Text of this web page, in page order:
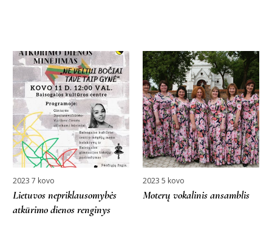
More projects
2023 7 kovo
Lietuvos nepriklausomybės
atkūrimo dienos renginys
2023 5 kovo
Moterų vokalinis ansamblis